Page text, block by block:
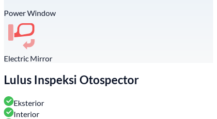
Power Window
Electric Mirror
Lulus Inspeksi Otospector
Eksterior
Interior